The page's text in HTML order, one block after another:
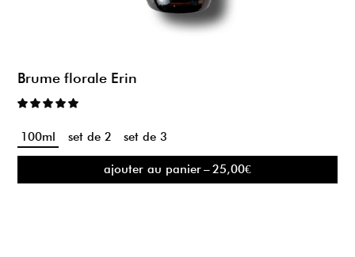
Brume florale Erin
100ml set de 2 set de 3
ajouter au panier– 25,00€